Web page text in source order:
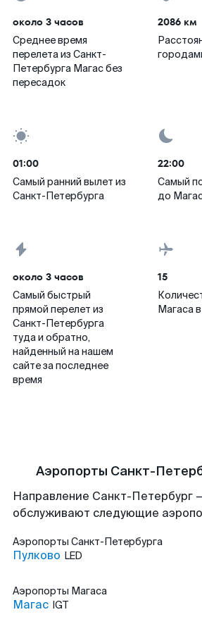
около 3 часов
Среднее время
перелета из Санкт-
Петербурга Магас без
пересадок
2086 км
01:00
Самый ранний вылет из
Санкт-Петербурга
22:00
Самый
до
около 3 часов
Самый быстрый
прямой перелет из
Санкт-Петербурга
туда и обратно,
найденный на нашем
сайте за последнее
время
15
Магаса
Аэропорты Санкт-
Направление Санкт-Петербург
обслуживают следующие
Аэропорты Санкт-Петербурга
Пулково LED
Аэропорты Магаса
Магас IGT